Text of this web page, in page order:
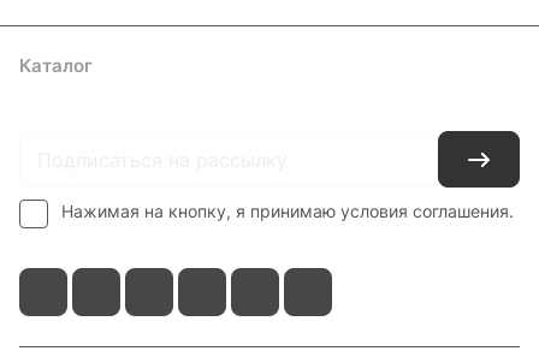
Каталог
Нажимая на кнопку, я принимаю условия соглашения.